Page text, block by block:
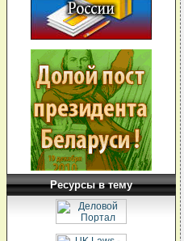
Ресурсы в тему